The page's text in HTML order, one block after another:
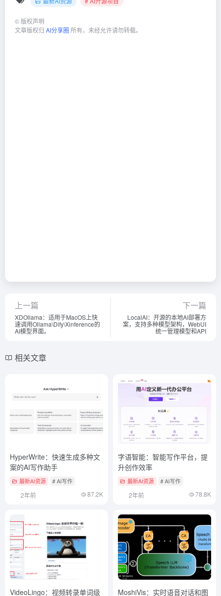
© 版权声明
文章版权归 AI分享圈 所有，未经允许请勿转载。
上一篇
XDOllama：适用于MacOS上快
速调用Ollama\Dify\Xinference的
AI模型界面。
下一篇
LocalAI：开源的本地AI部署方
案，支持多种模型架构，WebUI
统一管理模型和API
相关文章
HyperWrite：快速生成多种文
案的AI写作助手
最新AI资源 # AI写作
2年前 87.2K
字语智能：智能写作平台，提
升创作效率
最新AI资源 # AI写作
2年前 78.8K
VideoLingo：视频转录单词级
MoshiVis：实时语音对话和图